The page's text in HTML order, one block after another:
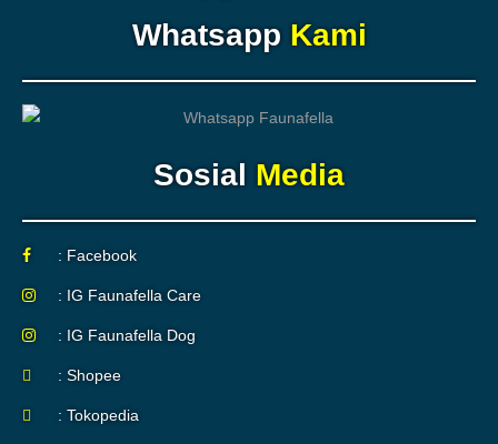
WhatsappKami
Sosial Media
: Facebook
: IG Faunafella Care
: IG Faunafella Dog
: Shopee
: Tokopedia